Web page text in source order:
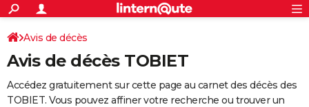
ACTUALITÉS
Politique
Société
Faits Divers
Education
Monde
Villes
+
SPORT
Coupe du monde 2026
Football
Tennis
Cyclisme
Rugby
Forum
Programme TV
TNT
Streaming
Cinéma
Sorties cinéma
Musique
+
FINANCE
Avis de décès
Avis de décès TOBIET
Accédez gratuitement sur cette page au carnet des décès des
TOBIET. Vous pouvez affiner votre recherche ou trouver un